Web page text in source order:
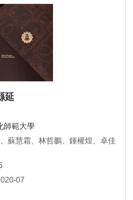
延
師範大學
蘇慧霜、林哲鵬、鍾權煌、卓佳
07